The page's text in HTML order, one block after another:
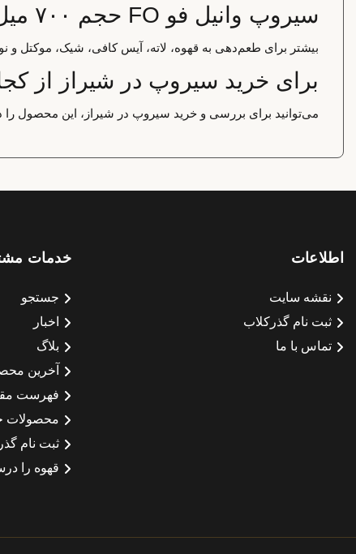
سیروپ وانیل فو FO حجم ۷۰۰ میل بیشتر برای چه کاربردی استفاده می‌شود؟
بیشتر برای طعم‌دهی به قهوه، لاته، آیس کافی، شیک، موکتل
برای خرید سیروپ در شیراز از
می‌توانید برای بررسی و خرید سیروپ در شیراز، این محصول را
اطلاعات
نقشه سایت
ثبت نام گذرکلاب
تماس با ما
خدمات
جستجو
اخبار
بلاگ
آخرین
فهرست
محصولات
ثبت نام
قهوه را